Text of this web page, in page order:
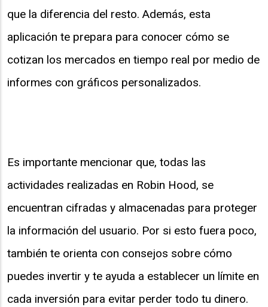
que la diferencia del resto. Además, esta
aplicación te prepara para conocer cómo se
cotizan los mercados en tiempo real por medio de
informes con gráficos personalizados.
Es importante mencionar que, todas las
actividades realizadas en Robin Hood, se
encuentran cifradas y almacenadas para proteger
la información del usuario. Por si esto fuera poco,
también te orienta con consejos sobre cómo
puedes invertir y te ayuda a establecer un límite en
cada inversión para evitar perder todo tu dinero.